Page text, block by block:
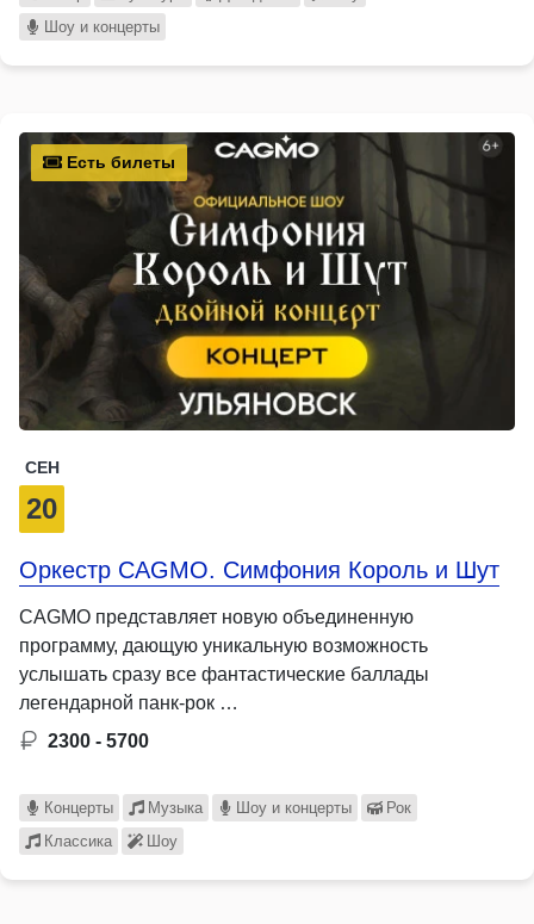
Шоу и концерты
Есть билеты
СЕН
20
Оркестр CAGMO. Симфония Король и Шут
CAGMO представляет новую объединенную
программу, дающую уникальную возможность
услышать сразу все фантастические баллады
легендарной панк-рок …
2300 - 5700
Концерты Музыка Шоу и концерты
Рок
Классика
Шоу